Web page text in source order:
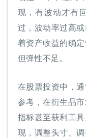
现，有波动才有
过，波动率过高
着资产收益的确
但弹性不足。
在股票投资中，
参考，在衍生品
指标甚至获利工
现，调整头寸、